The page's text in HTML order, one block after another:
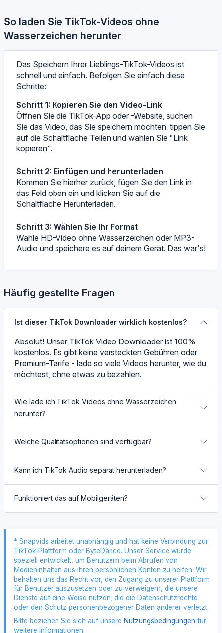
So laden Sie TikTok-Videos ohne
Wasserzeichen herunter
Das Speichern Ihrer Lieblings-TikTok-Videos ist
schnell und einfach. Befolgen Sie einfach diese
Schritte:
Schritt 1: Kopieren Sie den Video-Link
Öffnen Sie die TikTok-App oder -Website, suchen
Sie das Video, das Sie speichern möchten, tippen Sie
auf die Schaltfläche Teilen und wählen Sie "Link
kopieren".
Schritt 2: Einfügen und herunterladen
Kommen Sie hierher zurück, fügen Sie den Link in
das Feld oben ein und klicken Sie auf die
Schaltfläche Herunterladen.
Schritt 3: Wählen Sie Ihr Format
Wähle HD-Video ohne Wasserzeichen oder MP3-
Audio und speichere es auf deinem Gerät. Das war's!
Häufig gestellte Fragen
Ist dieser TikTok Downloader wirklich kostenlos?
Absolut! Unser TikTok Video Downloader ist 100%
kostenlos. Es gibt keine versteckten Gebühren oder
Premium-Tarife - lade so viele Videos herunter, wie du
möchtest, ohne etwas zu bezahlen.
Wie lade ich TikTok Videos ohne Wasserzeichen
herunter?
Welche Qualitätsoptionen sind verfügbar?
Kann ich TikTok Audio separat herunterladen?
Funktioniert das auf Mobilgeräten?
* Snapvids arbeitet unabhängig und hat keine Verbindung zur
TikTok-Plattform oder ByteDance. Unser Service wurde
speziell entwickelt, um Benutzern beim Abrufen von
Medieninhalten aus ihren persönlichen Konten zu helfen. Wir
behalten uns das Recht vor, den Zugang zu unserer Plattform
für Benutzer auszusetzen oder zu verweigern, die unsere
Dienste auf eine Weise nutzen, die die Datenschutzrechte
oder den Schutz personenbezogener Daten anderer verletzt.
Bitte beziehen Sie sich auf unsere Nutzungsbedingungen für
weitere Informationen.